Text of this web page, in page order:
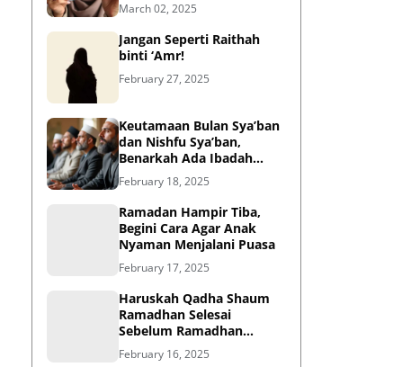
March 02, 2025
Jangan Seperti Raithah
binti ‘Amr!
February 27, 2025
Keutamaan Bulan Sya’ban
dan Nishfu Sya’ban,
Benarkah Ada Ibadah
Khusus?
February 18, 2025
Ramadan Hampir Tiba,
Begini Cara Agar Anak
Nyaman Menjalani Puasa
February 17, 2025
Haruskah Qadha Shaum
Ramadhan Selesai
Sebelum Ramadhan
Berikutnya?
February 16, 2025